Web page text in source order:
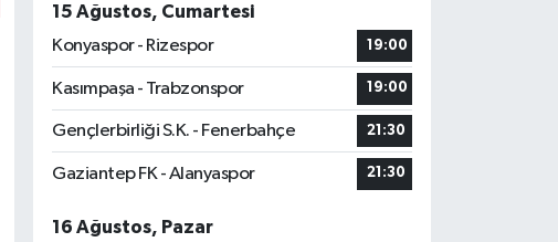
15 Ağustos, Cumartesi
Konyaspor - Rizespor
19:00
Kasımpaşa - Trabzonspor 19:00
Gençlerbirliği S.K. - Fenerbahçe 21:30
Gaziantep FK - Alanyaspor 21:30
16 Ağustos, Pazar